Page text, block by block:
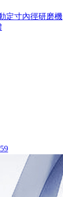
定寸內徑研磨機